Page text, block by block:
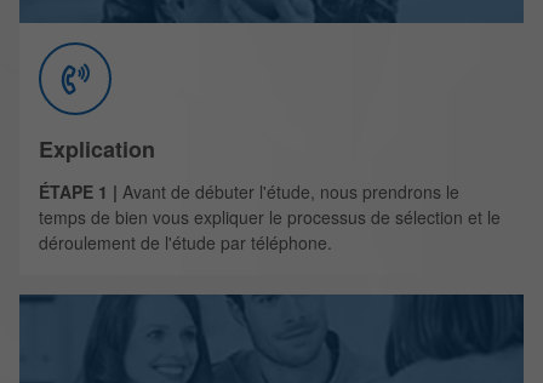
Explication
ÉTAPE 1 | Avant de débuter l'étude, nous prendrons le
temps de bien vous expliquer le processus de sélection et le
déroulement de l'étude par téléphone.